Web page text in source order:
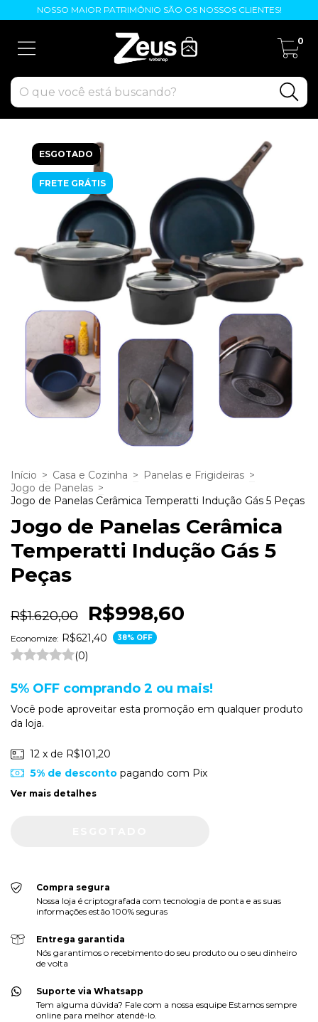
NOSSO MAIOR PATRIMÔNIO SÃO OS NOSSOS CLIENTES!
0
ESGOTADO
FRETE GRÁTIS
Início > Casa e Cozinha > Panelas e Frigideiras >
Jogo de Panelas >
Jogo de Panelas Cerâmica Temperatti Indução Gás 5 Peças
Jogo de Panelas Cerâmica
Temperatti Indução Gás 5
Peças
R$1.620,00 R$998,60
Economize: R$621,40 38% OFF
(0)
5% OFF comprando 2 ou mais!
Você pode aproveitar esta promoção em qualquer produto
da loja.
12 x de R$101,20
5% de descontopagando com Pix
Ver mais detalhes
Compra segura
Nossa loja é criptografada com tecnologia de ponta e as suas
informações estão 100% seguras
Entrega garantida
Nós garantimos o recebimento do seu produto ou o seu dinheiro
de volta
Suporte via Whatsapp
Tem alguma dúvida? Fale com a nossa esquipe Estamos sempre
online para melhor atendê-lo.